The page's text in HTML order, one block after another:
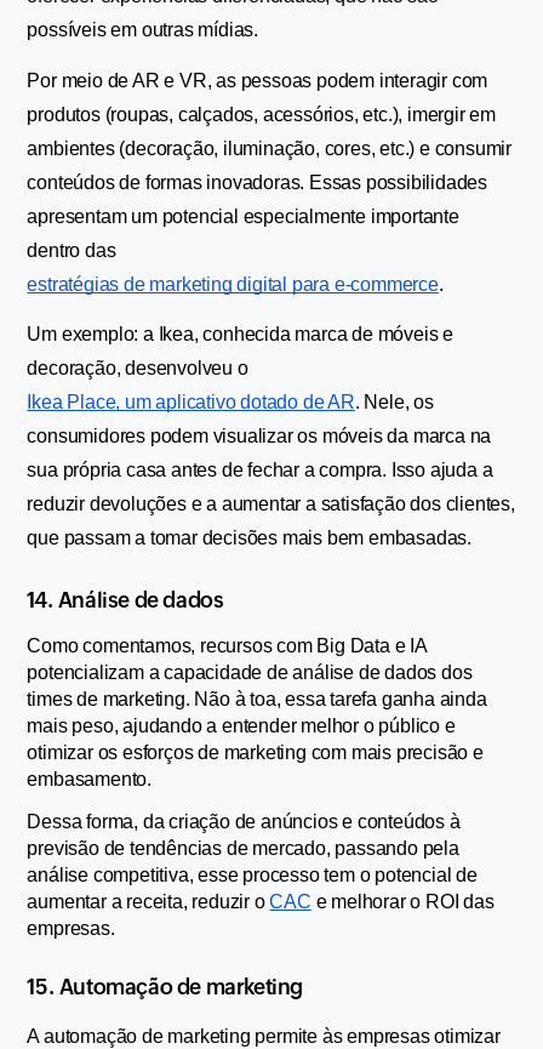
possíveis em outras mídias.
Por meio de AR e VR, as pessoas podem interagir com
produtos (roupas, calçados, acessórios, etc.), imergir em
ambientes (decoração, iluminação, cores, etc.) e consumir
conteúdos de formas inovadoras. Essas possibilidades
apresentam um potencial especialmente importante
dentro das
estratégias de marketing digital para e-commerce.
Um exemplo: a Ikea, conhecida marca de móveis e
decoração, desenvolveu o
Ikea Place, um aplicativo dotado de AR. Nele, os
consumidores podem visualizar os móveis da marca na
sua própria casa antes de fechar a compra. Isso ajuda a
reduzir devoluções e a aumentar a satisfação dos clientes,
que passam a tomar decisões mais bem embasadas.
14. Análise de dados
Como comentamos, recursos com Big Data e IA
potencializam a capacidade de análise de dados dos
times de marketing. Não à toa, essa tarefa ganha ainda
mais peso, ajudando a entender melhor o público e
otimizar os esforços de marketing com mais precisão e
embasamento.
Dessa forma, da criação de anúncios e conteúdos à
previsão de tendências de mercado, passando pela
análise competitiva, esse processo tem o potencial de
aumentar a receita, reduzir o CAC e melhorar o ROI das
empresas.
15. Automação de marketing
A automação de marketing permite às empresas otimizar